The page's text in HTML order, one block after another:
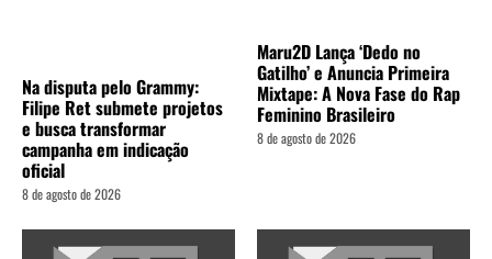
Na disputa pelo Grammy:
Filipe Ret submete projetos
e busca transformar
campanha em indicação
oficial
8 de agosto de 2026
Maru2D Lança ‘Dedo no
Gatilho’ e Anuncia Primeira
Mixtape: A Nova Fase do Rap
Feminino Brasileiro
8 de agosto de 2026